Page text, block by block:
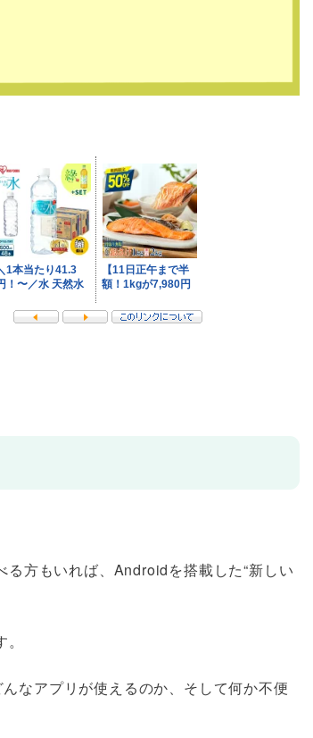
る方もいれば、Androidを搭載した“新しい
なアプリが使えるのか、そして何か不便